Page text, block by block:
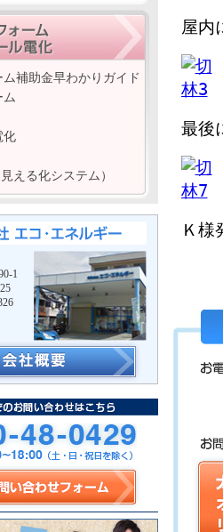
ム補助金早わかりガイド
ム
化
える化システム）
1
屋内
最後
Ｋ様